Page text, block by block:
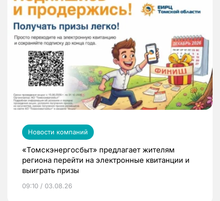
Новости компаний
«Томскэнергосбыт» предлагает жителям
региона перейти на электронные квитанции и
выиграть призы
09:10 / 03.08.26